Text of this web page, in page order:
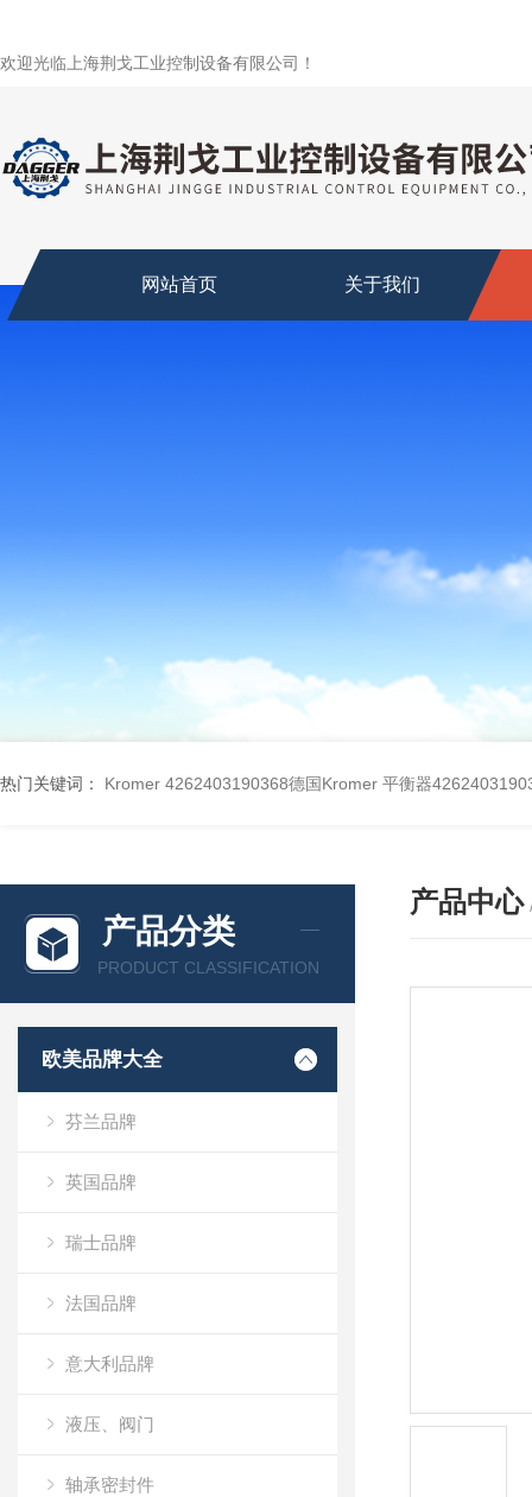
欢迎光临上海荆戈工业控制设备有限公司！
网站首页 关于我们
热门关键词： Kromer 4262403190368德国Kromer 平衡器
产品分类
PRODUCT CLASSIFICATION
欧美品牌大全
芬兰品牌
英国品牌
瑞士品牌
法国品牌
意大利品牌
液压、阀门
轴承密封件
产品中心